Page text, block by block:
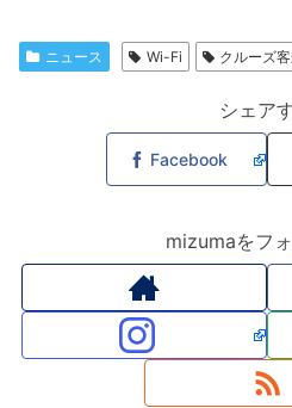
ニュース Wi-Fi クルーズ
シェア
Facebook
mizumaをフ